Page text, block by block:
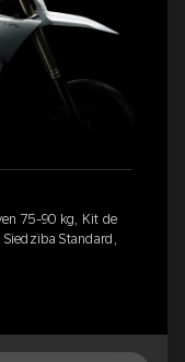
75-90 kg, Kit de
Standard,